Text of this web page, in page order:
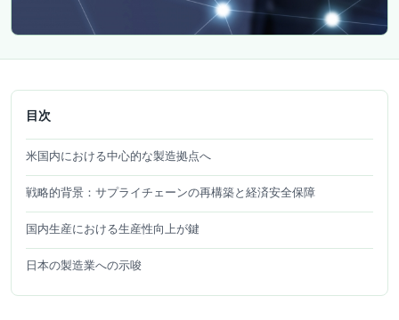
目次
米国内における中心的な製造拠点へ
戦略的背景：サプライチェーンの再構築と経済安全保障
国内生産における生産性向上が鍵
日本の製造業への示唆